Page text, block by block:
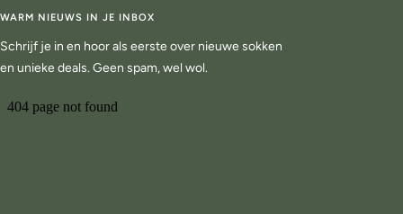
WARM NIEUWS IN JE INBOX
Schrijf je in en hoor als eerste over nieuwe sokken
en unieke deals. Geen spam, wel wol.